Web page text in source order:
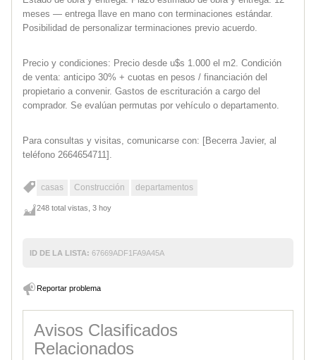
meses — entrega llave en mano con terminaciones estándar.
Posibilidad de personalizar terminaciones previo acuerdo.
Precio y condiciones: Precio desde u$s 1.000 el m2. Condición
de venta: anticipo 30% + cuotas en pesos / financiación del
propietario a convenir. Gastos de escrituración a cargo del
comprador. Se evalúan permutas por vehículo o departamento.
Para consultas y visitas, comunicarse con: [Becerra Javier, al
teléfono 2664654711].
casas Construcción departamentos
248 total vistas, 3 hoy
ID DE LA LISTA: 67669ADF1FA9A45A
Reportar problema
Avisos Clasificados
Relacionados